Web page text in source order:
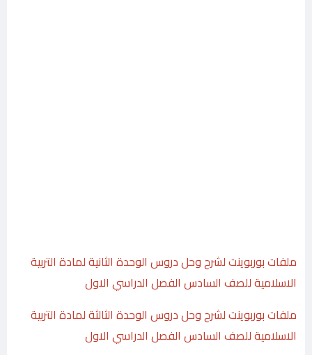
ملفات بوربوينت لشرح وحل دروس الوحدة الثانية لمادة التربية
الاسلامية للصف السادس الفصل الدراسي الاول
ملفات بوربوينت لشرح وحل دروس الوحدة الثالثة لمادة التربية
الاسلامية للصف السادس الفصل الدراسي الاول